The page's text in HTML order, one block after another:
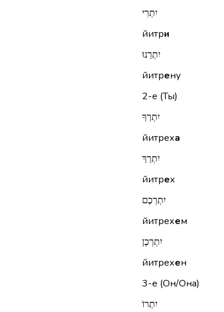
יִתְרִי
йитри
יִתְרֵנוּ
йитрену
2-е (Ты)
יִתְרְךָ
йитреха
יִתְרֵךְ
йитрех
יִתְרְכֶם
йитрехем
יִתְרְכֶן
йитрехен
3-е (Он/Она)
יִתְרוֹ